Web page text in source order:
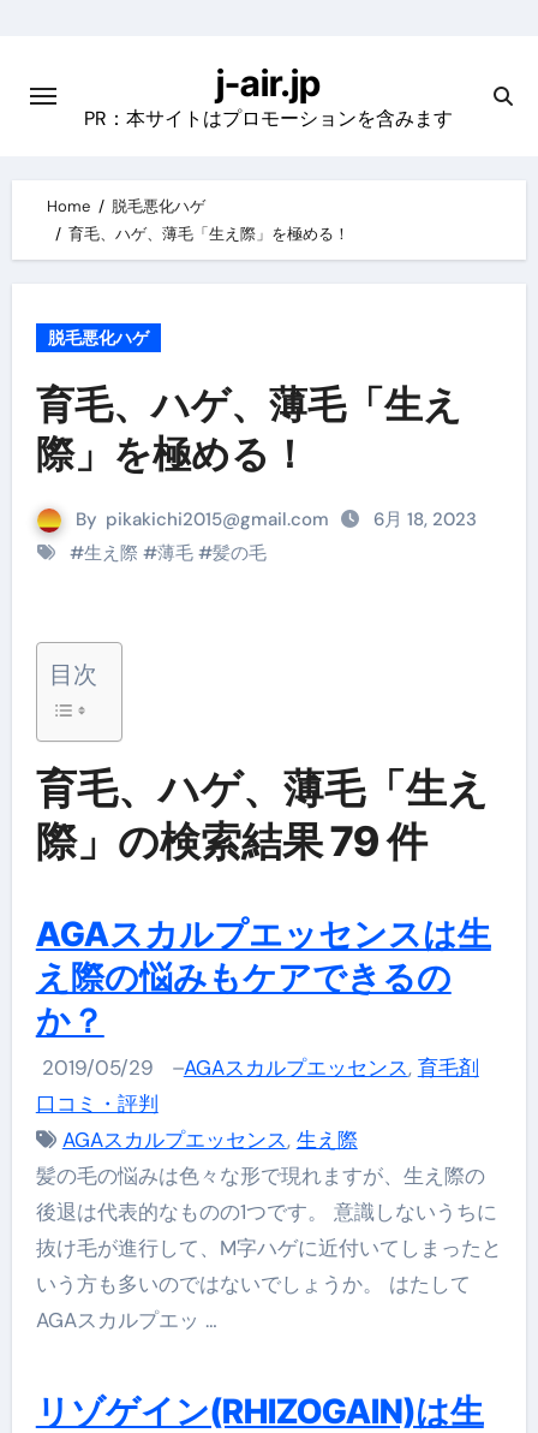
content
j-air.jp
PR：本サイトはプロモーションを含みます
Home
脱毛悪化ハゲ
育毛、ハゲ、薄毛「生え際」を極める！
脱毛悪化ハゲ
育毛、ハゲ、薄毛「生え
際」を極める！
By pikakichi2015@gmail.com
6月 18, 2023
#生え際 #薄毛#髪の毛
目次
育毛、ハゲ、薄毛「生え
際」の検索結果 79 件
AGAスカルプエッセンスは生
え際の悩みもケアできるの
か？
2019/05/29 –AGAスカルプエッセンス, 育毛剤
口コミ・評判
AGAスカルプエッセンス, 生え際
髪の毛の悩みは色々な形で現れますが、生え際の
後退は代表的なものの1つです。 意識しないうちに
抜け毛が進行して、M字ハゲに近付いてしまったと
いう方も多いのではないでしょうか。 はたして
AGAスカルプエッ …
リゾゲイン(RHIZOGAIN)は生